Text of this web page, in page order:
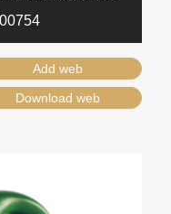
Add web
Download web